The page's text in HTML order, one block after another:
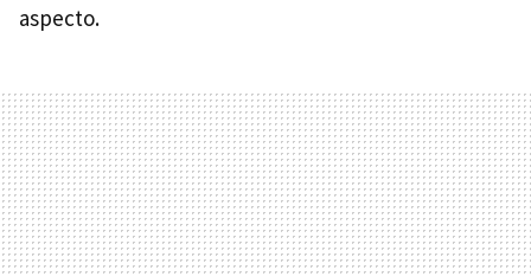
aspecto.